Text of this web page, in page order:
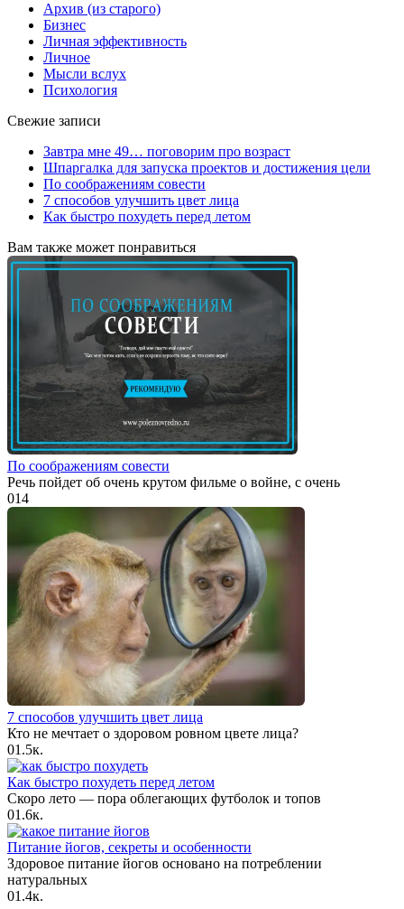
Архив (из старого)
Бизнес
Личная эффективность
Личное
Мысли вслух
Психология
Свежие записи
Завтра мне 49… поговорим про возраст
Шпаргалка для запуска проектов и достижения цели
По соображениям совести
7 способов улучшить цвет лица
Как быстро похудеть перед летом
Вам также может понравиться
По соображениям совести
Речь пойдет об очень крутом фильме о войне, с очень
014
7 способов улучшить цвет лица
Кто не мечтает о здоровом ровном цвете лица?
01.5к.
Как быстро похудеть перед летом
Скоро лето — пора облегающих футболок и топов
01.6к.
Питание йогов, секреты и особенности
Здоровое питание йогов основано на потреблении
натуральных
01.4к.